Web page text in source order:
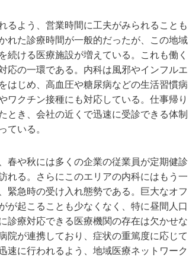
るよう、営業時間に工夫がみられることも
れた診療時間が一般的だったが、この地域
続ける医療施設が増えている。これも働く
応の一環である。内科は風邪やインフルエ
はじめ、高血圧や糖尿病などの生活習慣病
ワクチン接種にも対応している。仕事帰り
とき、会社の近くで迅速に受診できる体制
いる。
春や秋には多くの企業の従業員が定期健診
れる。さらにこのエリアの内科にはもう一
緊急時の受け入れ態勢である。巨大なオフ
が起こることも少なくなく、特に昼間人口
診療対応できる医療機関の存在は欠かせな
院が連携しており、症状の重篤度に応じて
速に行われるよう、地域医療ネットワーク